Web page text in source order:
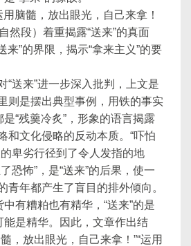
用脑髓，放出眼光，自己来拿！
然段）着重揭露“送来”的真面
来”的界限，揭示“拿来主义”的要
“送来”进一步深入批判，上文是
则是摆出典型事例，用铁的事实
是“残羹冷炙”，形象的语言揭露
和文化侵略的反动本质。“吓怕
卑劣行径到了令人发指的地
恐怖”，是“送来”的后果，使一
青年都产生了盲目的排外倾向。
中有糟粕也有精华，“送来”的是
能是精华。因此，文章作出结
，放出眼光，自己来拿！”“运用